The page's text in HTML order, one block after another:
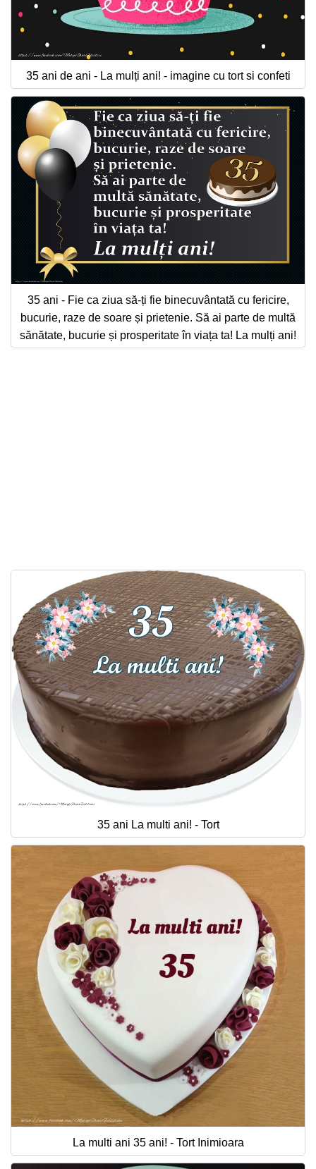
35 ani de ani - La mulți ani! - imagine cu tort si confeti
35 ani - Fie ca ziua să-ți fie binecuvântată cu fericire,
bucurie, raze de soare și prietenie. Să ai parte de multă
sănătate, bucurie și prosperitate în viața ta! La mulți ani!
35 ani La multi ani! - Tort
La multi ani 35 ani! - Tort Inimioara